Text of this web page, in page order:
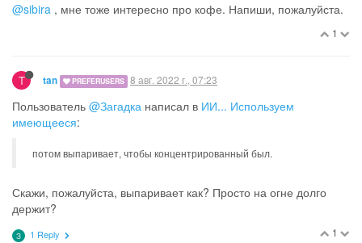
@sibira , мне тоже интересно про кофе. Напиши, пожалуйста.
1
T tan PREFERUSERS 8 авг. 2022 г., 07:23
Пользователь @Загадка написал в ИИ... Используем
имеющееся:
потом выпаривает, чтобы концентрированный был.
Скажи, пожалуйста, выпаривает как? Просто на огне долго
держит?
1
З 1 Reply